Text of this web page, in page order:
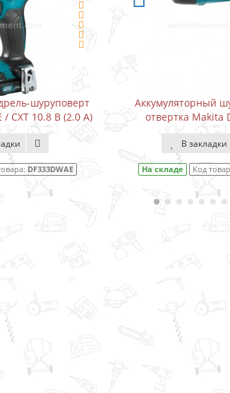
Аккумуляторный шуруповерт-
отвертка Makita DF001DW
В закладки
На складе Код товара:DF001DW